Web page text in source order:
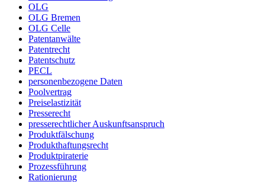
OLG
OLG Bremen
OLG Celle
Patentanwälte
Patentrecht
Patentschutz
PECL
personenbezogene Daten
Poolvertrag
Preiselastizität
Presserecht
presserechtlicher Auskunftsanspruch
Produktfälschung
Produkthaftungsrecht
Produktpiraterie
Prozessführung
Rationierung